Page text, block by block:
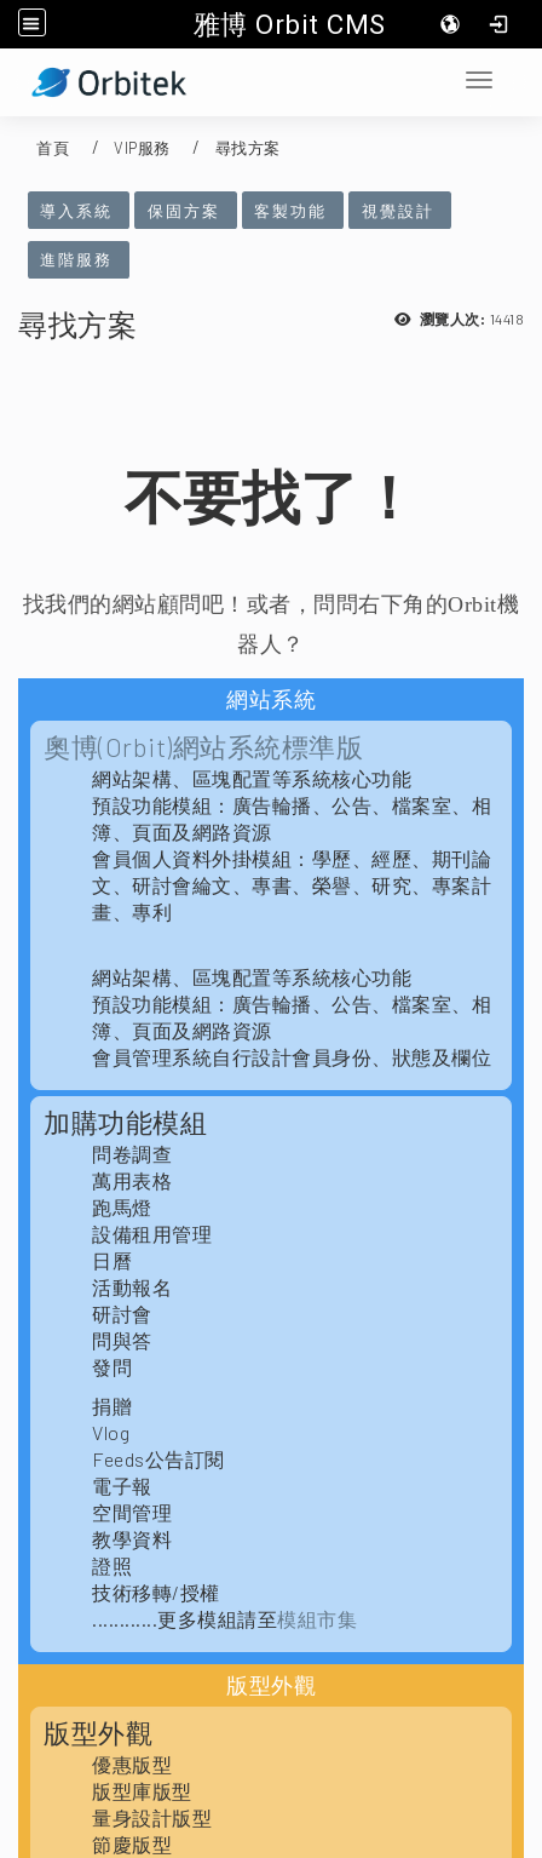
雅博 Orbit CMS
::: Toggle
首頁 VIP服務 尋找方案
:::
導入系統 保固方案 客製功能 視覺設計
進階服務
瀏覽人次: 14418
尋找方案
不要找了！
找我們的網站顧問吧！或者，問問右下角的Orbit機
器人？
網站系統
奧博(Orbit)網站系統標準版
網站架構、區塊配置等系統核心功能
預設功能模組：廣告輪播、公告、檔案室、相
簿、頁面及網路資源
會員個人資料外掛模組：學歷、經歷、期刊論
文、研討會綸文、專書、榮譽、研究、專案計
畫、專利
網站架構、區塊配置等系統核心功能
預設功能模組：廣告輪播、公告、檔案室、相
簿、頁面及網路資源
會員管理系統自行設計會員身份、狀態及欄位
加購功能模組
問卷調查
萬用表格
跑馬燈
設備租用管理
日曆
活動報名
研討會
問與答
發問
捐贈
Vlog
Feeds公告訂閱
電子報
空間管理
教學資料
證照
技術移轉/授權
............更多模組請至模組市集
版型外觀
版型外觀
優惠版型
版型庫版型
量身設計版型
節慶版型